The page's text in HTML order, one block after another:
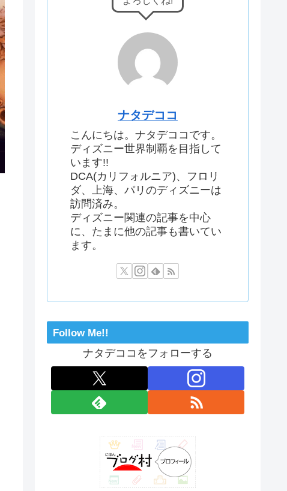
ナタデココ
こんにちは。ナタデココです。
ディズニー世界制覇を目指して
います!!
DCA(カリフォルニア)、フロリ
ダ、上海、パリのディズニーは
訪問済み。
ディズニー関連の記事を中心
に、たまに他の記事も書いてい
ます。
Follow Me!!
ナタデココをフォローする